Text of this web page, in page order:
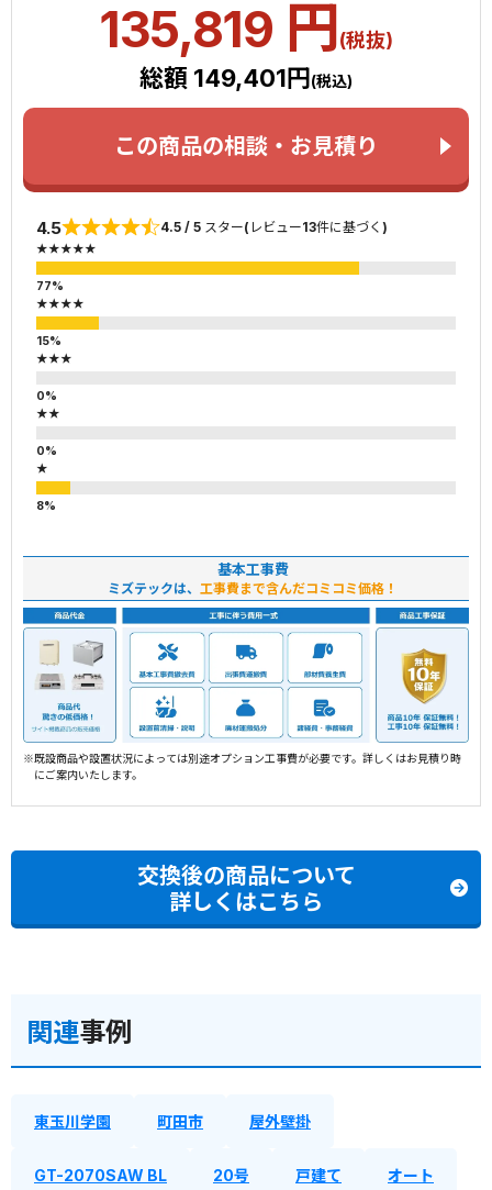
135,819 円(税抜)
総額 149,401円 (税込)
この商品の相談・お見積り
4.5 4.5 / 5 スター(レビュー13件に基づく)
★★★★★
★★★★
★★★
★★
★
基本工事費
ミズテックは、 工事費まで含んだコミコミ価格！
※既設商品や設置状況によっては別途オプション工事費が必要です。詳しくはお見積り時
にご案内いたします。
交換後の商品について
詳しくはこちら
関連事例
東玉川学園 町田市 屋外壁掛
GT-2070SAW BL 20号 戸建て オート